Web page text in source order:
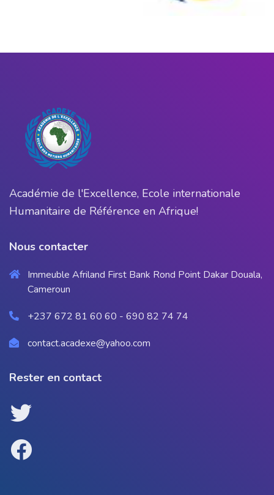
Académie de l'Excellence, Ecole internationale
Humanitaire de Référence en Afrique!
Nous contacter
Immeuble Afriland First Bank Rond Point Dakar Douala,
Cameroun
+237 672 81 60 60 - 690 82 74 74
contact.acadexe@yahoo.com
Rester en contact